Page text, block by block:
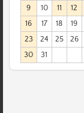
9
10 11 12
16
17 18 19
23
24 25 26
30
31